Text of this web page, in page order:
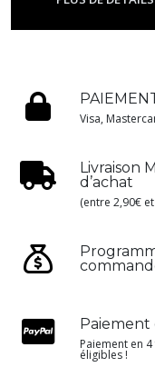
Visa,
Livraison
d’achat
(entre 2,90€
Paiement
Paiement en
éligibles !